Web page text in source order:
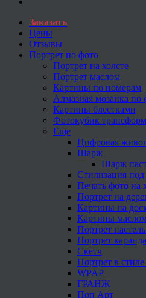
Заказать
Цены
Отзывы
Портрет по фото
Портрет на холсте
Портрет маслом
Картины по номерам
Алмазная мозаика по
Картины блестками
Фотокубик
Еще
Цифровая
Шарж
Шарж
Стилизация
Печать фото на
Портрет на
Картины на
Картины
Портрет
Портрет
Скетч
Портрет в
WPAP
ГРАНЖ
Поп Арт